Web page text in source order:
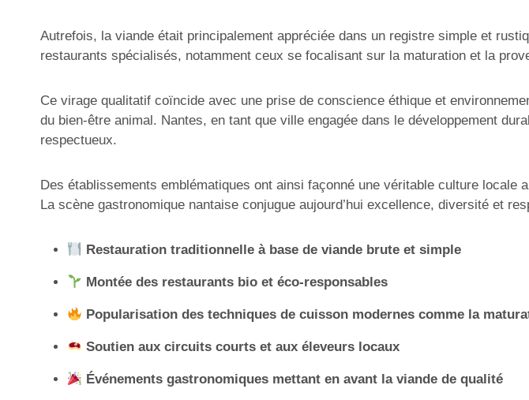
Autrefois, la viande était principalement appréciée dans un registre simple et
restaurants spécialisés, notamment ceux se focalisant sur la maturation et la
Ce virage qualitatif coïncide avec une prise de conscience éthique et
du bien-être animal. Nantes, en tant que ville engagée dans le développement
respectueux.
Des établissements emblématiques ont ainsi façonné une véritable culture
La scène gastronomique nantaise conjugue aujourd’hui excellence, diversité et
Restauration traditionnelle à base de viande brute et simple
Montée des restaurants bio et éco-responsables
Popularisation des techniques de cuisson modernes comme la
Soutien aux circuits courts et aux éleveurs locaux
Événements gastronomiques mettant en avant la viande de qualité